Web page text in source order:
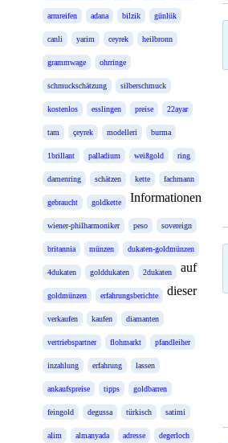
armreifen adana bilzik günlük
canli yarim ceyrek heilbronn
grammwage ohrringe
schmuckschätzung silberschmuck
kostenlos esslingen preise 22ayar
tam çeyrek modelleri burma
1brillant palladium weißgold ring
damenring schätzen kette fachmann
gebraucht goldkette
wiener-philharmoniker peso sovereign
britannia münzen dukaten-goldmünzen
4dukaten golddukaten 2dukaten
goldmünzen erfahrungsberichte
verkaufen kaufen diamanten
vertriebspartner flohmarkt pfandleiher
inzahlung erfahrung lassen
ankaufspreise tipps goldbarren
feingold degussa türkisch satimi
alim almanyada adresse degerloch
Informationen
auf
dieser